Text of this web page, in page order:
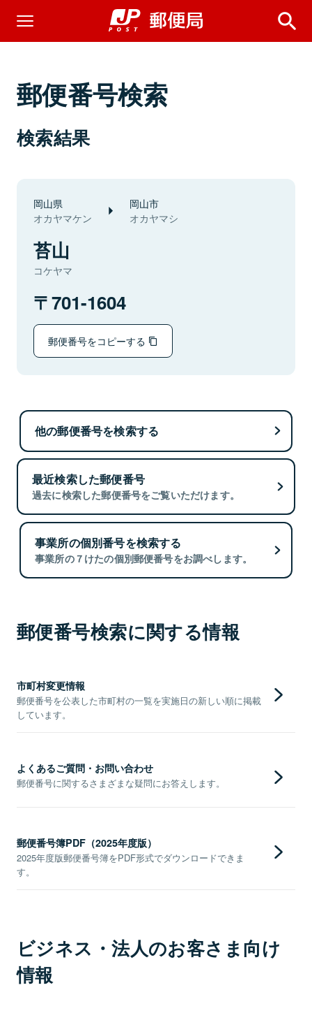
郵便番号検索
検索結果
岡山県
オカヤマケン
岡山市
オカヤマシ
苔山
コケヤマ
701-1604
郵便番号をコピーする
他の郵便番号を検索する
最近検索した郵便番号
過去に検索した郵便番号をご覧いただけます。
事業所の個別番号を検索する
事業所の７けたの個別郵便番号をお調べします。
郵便番号検索に関する情報
市町村変更情報
郵便番号を公表した市町村の一覧を実施日の新しい順に掲載
しています。
よくあるご質問・お問い合わせ
郵便番号に関するさまざまな疑問にお答えします。
郵便番号簿PDF（2025年度版）
2025年度版郵便番号簿をPDF形式でダウンロードできま
す。
ビジネス・法人のお客さま向け
情報